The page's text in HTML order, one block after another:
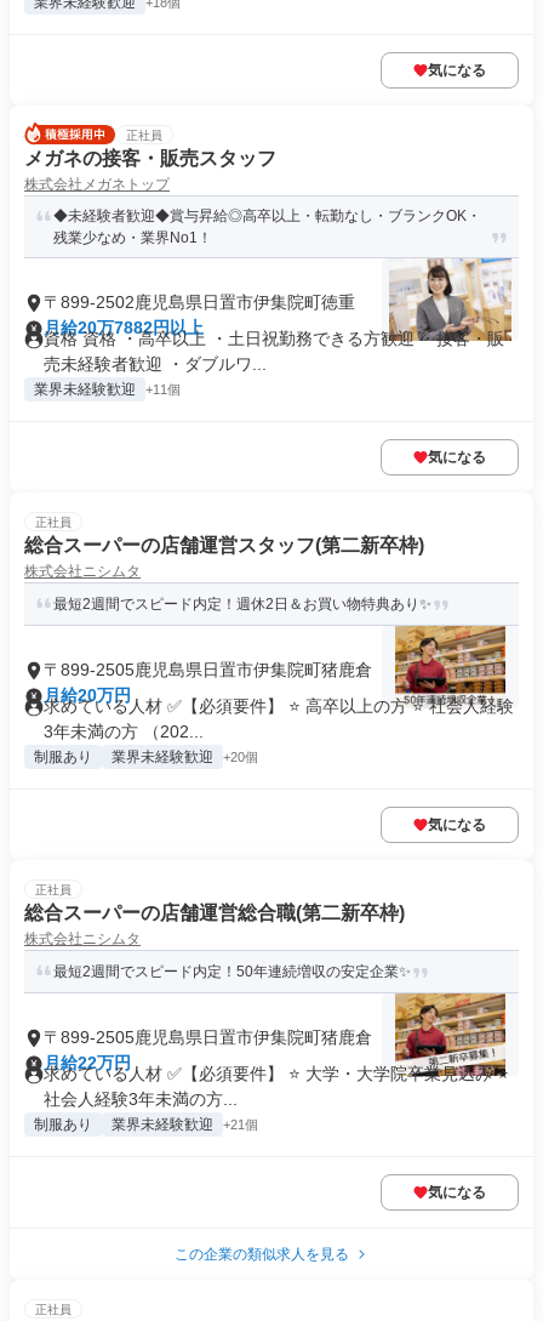
気になる
正社員
メガネの接客・販売スタッフ
株式会社メガネトップ
◆未経験者歓迎◆賞与昇給◎高卒以上・転勤なし・ブランクOK・
残業少なめ・業界No1！
〒899-2502鹿児島県日置市伊集院町徳重
月給20万7882円以上
資格 資格 ・高卒以上 ・土日祝勤務できる方歓迎 ・接客・販
売未経験者歓迎 ・ダブルワ...
業界未経験歓迎 +11個
気になる
正社員
総合スーパーの店舗運営スタッフ(第二新卒枠)
株式会社ニシムタ
最短2週間でスピード内定！週休2日＆お買い物特典あり✨
〒899-2505鹿児島県日置市伊集院町猪鹿倉
月給20万円
求めている人材 ✅【必須要件】 ⭐ 高卒以上の方 ⭐ 社会人経験
3年未満の方 （202...
制服あり 業界未経験歓迎 +20個
気になる
正社員
総合スーパーの店舗運営総合職(第二新卒枠)
株式会社ニシムタ
最短2週間でスピード内定！50年連続増収の安定企業✨
〒899-2505鹿児島県日置市伊集院町猪鹿倉
月給22万円
求めている人材 ✅【必須要件】 ⭐ 大学・大学院卒業見込み ⭐
社会人経験3年未満の方...
制服あり 業界未経験歓迎 +21個
気になる
この企業の類似求人を見る
正社員